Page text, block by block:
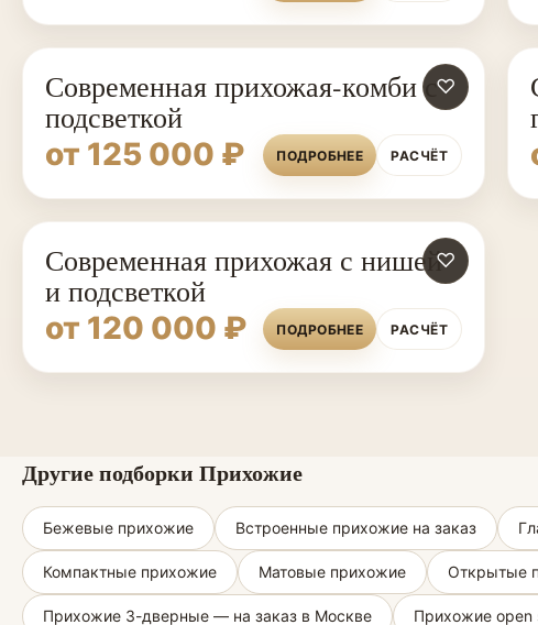
♡
Современная прихожая-комби с
подсветкой
от 125 000 ₽
ПОДРОБНЕЕ РАСЧЁТ
♡
Современная прихожая с нишей
и подсветкой
от 120 000 ₽
ПОДРОБНЕЕ РАСЧЁТ
Другие подборки Прихожие
Бежевые прихожие Встроенные прихожие на заказ
Компактные прихожие Матовые прихожие Открытые
Прихожие 3-дверные — на заказ в Москве Прихожие open